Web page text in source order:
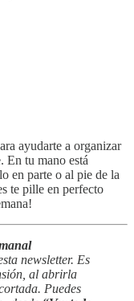
ayudarte a organizar
En tu mano está
en parte o al pie de la
te pille en perfecto
newsletter. Es
al abrirla
Puedes